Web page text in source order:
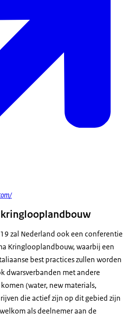
zal Nederland ook een conferentie
Kringlooplandbouw, waarbij een
best practices zullen worden
dwarsverbanden met andere
(water, new materials,
die actief zijn op dit gebied zijn
als deelnemer aan de